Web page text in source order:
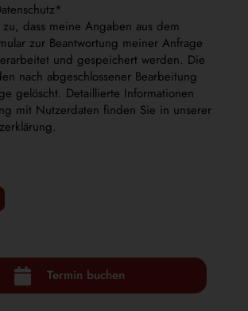
*
dass meine Angaben aus dem
zur Beantwortung meiner Anfrage
und gespeichert werden. Die
nach abgeschlossener Bearbeitung
gelöscht. Detaillierte Informationen
mit Nutzerdaten finden Sie in unserer
 Termin buchen